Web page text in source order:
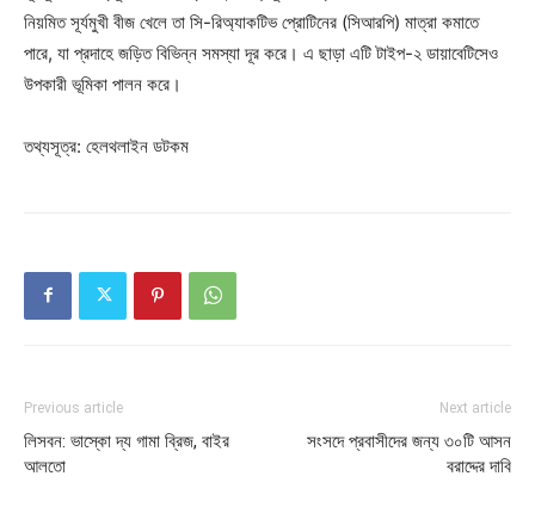
নিয়মিত সূর্যমুখী বীজ খেলে তা সি-রিঅ্যাকটিভ প্রোটিনের (সিআরপি) মাত্রা কমাতে
পারে, যা প্রদাহে জড়িত বিভিন্ন সমস্যা দূর করে। এ ছাড়া এটি টাইপ-২ ডায়াবেটিসেও
উপকারী ভূমিকা পালন করে।
তথ্যসূত্র: হেলথলাইন ডটকম
Previous article
লিসবন: ভাস্কো দ্য গামা ব্রিজ, বাইর
আলতো
Next article
সংসদে প্রবাসীদের জন্য ৩০টি আসন
বরাদ্দের দাবি